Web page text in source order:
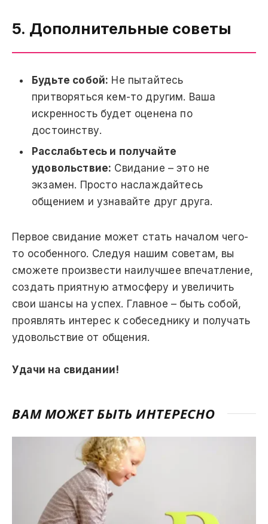
5. Дополнительные советы
Будьте собой: Не пытайтесь
притворяться кем-то другим. Ваша
искренность будет оценена по
достоинству.
Расслабьтесь и получайте
удовольствие: Свидание – это не
экзамен. Просто наслаждайтесь
общением и узнавайте друг друга.
Первое свидание может стать началом чего-
то особенного. Следуя нашим советам, вы
сможете произвести наилучшее впечатление,
создать приятную атмосферу и увеличить
свои шансы на успех. Главное – быть собой,
проявлять интерес к собеседнику и получать
удовольствие от общения.
Удачи на свидании!
ВАМ МОЖЕТ БЫТЬ ИНТЕРЕСНО